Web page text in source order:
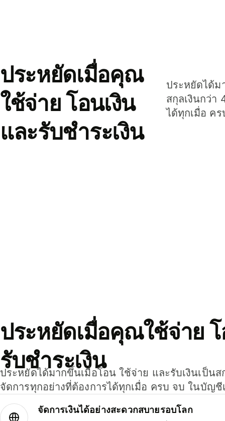
ประหยัดเมื่อคุณ
ใช้จ่าย โอนเงิน
และรับชำระเงิน
ประหยัดได้ม
สกุลเงินกว่า
ได้ทุกเมื่อ ค
ประหยัดเมื่อคุณใช้จ่าย โ
รับชำระเงิน
ประหยัดได้มากขึ้นเมื่อโอน ใช้จ่าย และรับเงินเป็น
จัดการทุกอย่างที่ต้องการได้ทุกเมื่อ ครบ จบ ในบัญชี
จัดการเงินได้อย่างสะดวกสบายรอบโลก